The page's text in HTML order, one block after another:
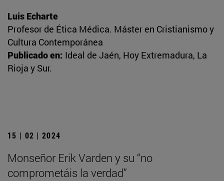
Luis Echarte
Profesor de Ética Médica. Máster en Cristianismo y
Cultura Contemporánea
Publicado en: Ideal de Jaén, Hoy Extremadura, La
Rioja y Sur.
15 | 02 | 2024
Monseñor Erik Varden y su “no
comprometáis la verdad”